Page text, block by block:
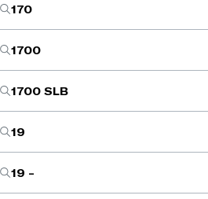
170
1700
1700 SLB
19
19 -